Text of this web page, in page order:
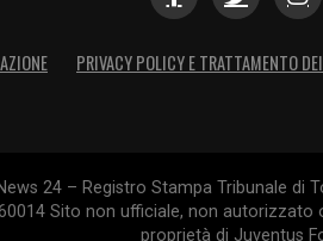
PRIVACY POLICY E TRATTAMENTO
24 – Registro Stampa Tribunale
Sito non ufficiale, non
proprietà di Juventus